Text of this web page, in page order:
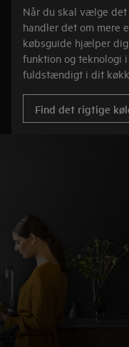
Når du skal vælge
handler det om mere
købsguide hjælper
funktion og teknologi
fuldstændigt i dit
Find det rigtige